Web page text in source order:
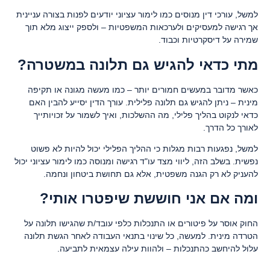
למשל, עורכי דין מנוסים כמו לימור עציוני יודעים לפנות בצורה עניינית
אך רגישה למעסיקים ולערכאות המשפטיות – ולספק ייצוג מלא תוך
שמירה על דיסקרטיות וכבוד.
מתי כדאי להגיש גם תלונה במשטרה?
כאשר מדובר במעשים חמורים יותר – כמו מעשה מגונה או תקיפה
מינית – ניתן להגיש גם תלונה פלילית. עורך הדין יסייע להבין האם
כדאי לנקוט בהליך פלילי, מה ההשלכות, ואיך לשמור על זכויותייך
לאורך כל הדרך.
למשל, נפגעות רבות מגלות כי ההליך הפלילי יכול להיות לא פשוט
נפשית. בשלב הזה, ליווי מצד עו"ד רגישה ומנוסה כמו לימור עציוני יכול
להעניק לא רק הגנה משפטית, אלא גם תחושת ביטחון ונחמה.
ומה אם אני חוששת שיפטרו אותי?
החוק אוסר על פיטורים או התנכלות כלפי עובד/ת שהגישו תלונה על
הטרדה מינית. למעשה, כל שינוי בתנאי העבודה לאחר הגשת תלונה
עלול להיחשב כהתנכלות – ולהוות עילה עצמאית לתביעה.